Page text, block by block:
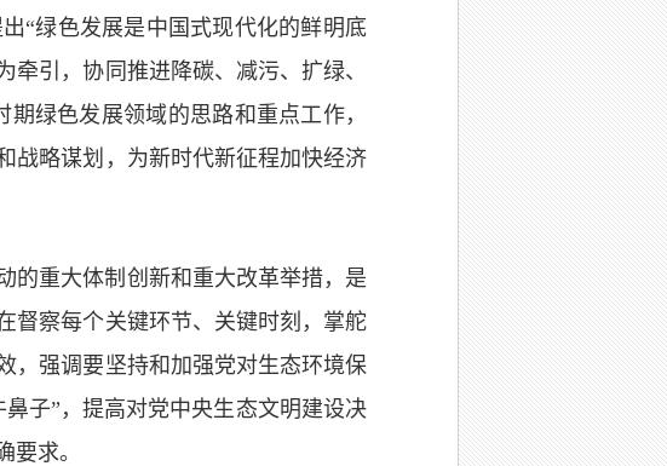
“绿色发展是中国式现代化的鲜明底
引，协同推进降碳、减污、扩绿、
绿色发展领域的思路和重点工作，
战略谋划，为新时代新征程加快经济
的重大体制创新和重大改革举措，是
督察每个关键环节、关键时刻，掌舵
，强调要坚持和加强党对生态环境保
子”，提高对党中央生态文明建设决
求。